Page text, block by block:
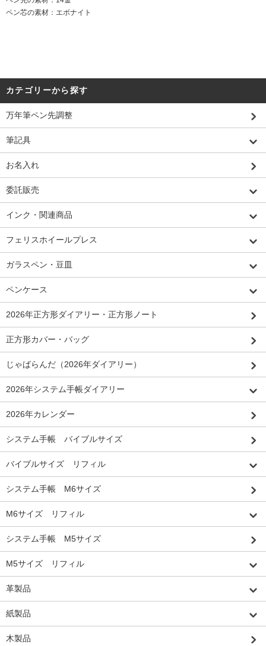
ペン芯の素材：エボナイト
カテゴリーから探す
万年筆ペン先調整
筆記具
お名入れ
委託販売
インク・関連商品
フェリスホイールプレス
ガラスペン・豆皿
ペンケース
2026年正方形ダイアリー・正方形ノート
正方形カバー・バッグ
じゃばらんだ（2026年ダイアリー）
2026年システム手帳ダイアリー
2026年カレンダー
システム手帳 バイブルサイズ
バイブルサイズ リフィル
システム手帳 M6サイズ
M6サイズ リフィル
システム手帳 M5サイズ
M5サイズ リフィル
革製品
紙製品
木製品